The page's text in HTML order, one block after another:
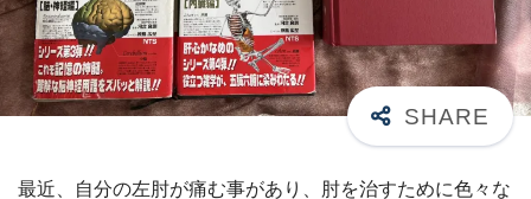
最近、自分の左肘が痛む事があり、肘を治すために色々な